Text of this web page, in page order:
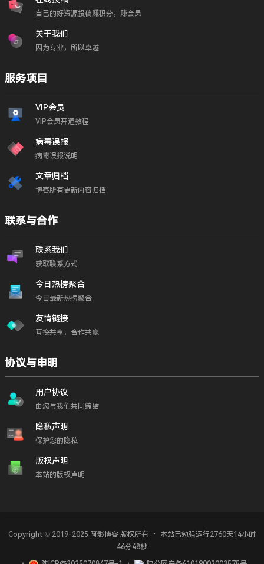
积分商城
自己的好资源投稿赚积分，赚会员
关于我们
因为专业，所以卓越
服务项目
VIP会员
VIP会员开通教程
病毒误报
病毒误报说明
文章归档
博客所有更新内容归档
联系与合作
联系我们
获取联系方式
今日热榜聚合
今日最新热榜聚合
友情链接
互换共享，合作共赢
协议与申明
用户协议
由您与我们共同缔结
隐私声明
保护您的隐私
版权声明
本站的版权声明
Copyright © 2019-2025 阿影博客 版权所有 ・ 本站已勉强运行2760天14小时
46分48秒